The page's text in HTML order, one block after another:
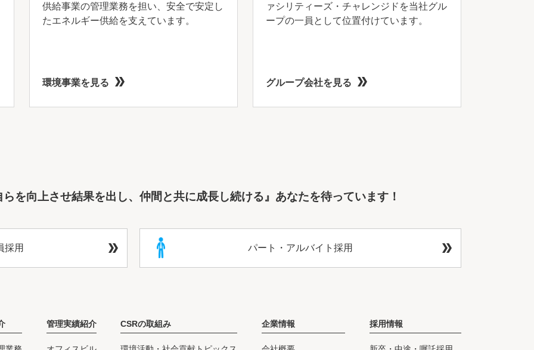
供給事業の管理業務を担い、安全で安定し
たエネルギー供給を支えています。
環境事業を見る
ァシリティーズ・チャレンジドを当社グル
ープの一員として位置付けています。
グループ会社を見る
を向上させ結果を出し、仲間と共に成長し続ける』あなたを待っています！
採用 パート・アルバイト採用
管理実績紹介 CSRの取組み 企業情報 採用情報